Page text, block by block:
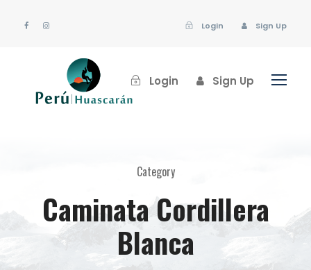
Login Sign Up
Login Sign Up
Category
Caminata Cordillera
Blanca